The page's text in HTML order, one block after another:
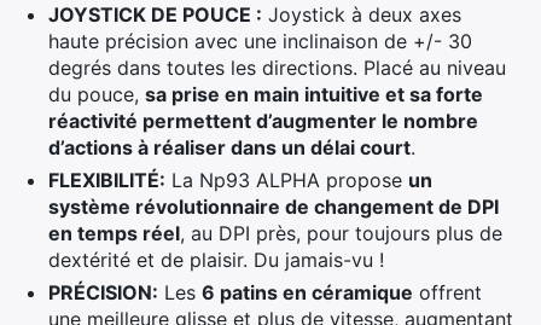
JOYSTICK DE POUCE : Joystick à deux axes
haute précision avec une inclinaison de +/- 30
degrés dans toutes les directions. Placé au niveau
du pouce, sa prise en main intuitive et sa forte
réactivité permettent d’augmenter le nombre
d’actions à réaliser dans un délai court.
FLEXIBILITÉ: La Np93 ALPHA propose un
système révolutionnaire de changement de DPI
en temps réel, au DPI près, pour toujours plus de
dextérité et de plaisir. Du jamais-vu !
PRÉCISION: Les 6 patins en céramique offrent
une meilleure glisse et plus de vitesse, augmentant